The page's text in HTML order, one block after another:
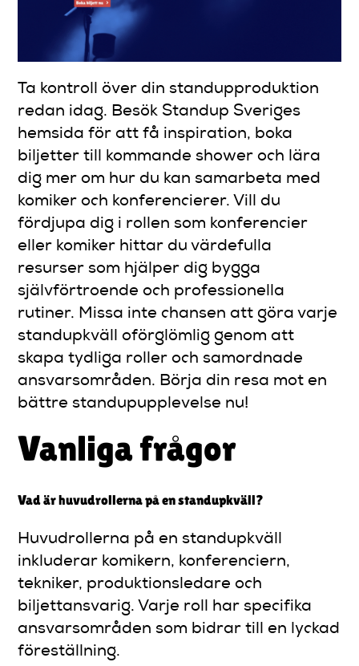
Ta kontroll över din standupproduktion
redan idag. Besök Standup Sveriges
hemsida för att få inspiration, boka
biljetter till kommande shower och lära
dig mer om hur du kan samarbeta med
komiker och konferencierer. Vill du
fördjupa dig i rollen som konferencier
eller komiker hittar du värdefulla
resurser som hjälper dig bygga
självförtroende och professionella
rutiner. Missa inte chansen att göra varje
standupkväll oförglömlig genom att
skapa tydliga roller och samordnade
ansvarsområden. Börja din resa mot en
bättre standupupplevelse nu!
Vanliga frågor
Vad är huvudrollerna på en standupkväll?
Huvudrollerna på en standupkväll
inkluderar komikern, konferenciern,
tekniker, produktionsledare och
biljettansvarig. Varje roll har specifika
ansvarsområden som bidrar till en lyckad
föreställning.